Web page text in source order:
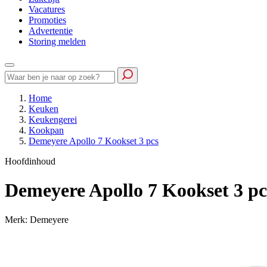
Vacatures
Promoties
Advertentie
Storing melden
Home
Keuken
Keukengerei
Kookpan
Demeyere Apollo 7 Kookset 3 pcs
Hoofdinhoud
Demeyere Apollo 7 Kookset 3
Merk: Demeyere